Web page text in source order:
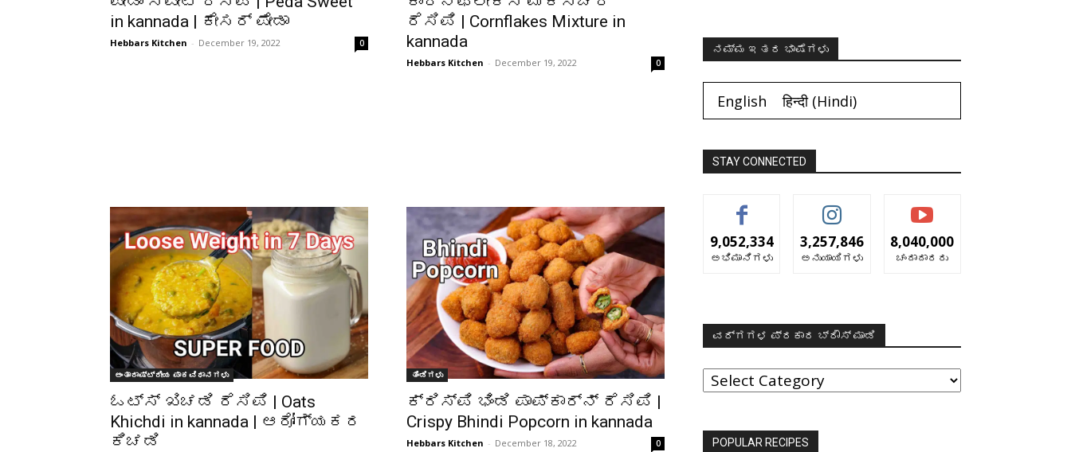
in kannada | ಕೇಸರ್ ಪೇಡಾ
Hebbars Kitchen - December 19, 2022 0
ರೆಸಿಪಿ | Cornflakes Mixture in
kannada
Hebbars Kitchen - December 19, 2022 0
ಅಂತಾರಾಷ್ಟ್ರೀಯ ಪಾಕವಿಧಾನಗಳು
ಓಟ್ಸ್ ಖಿಚಡಿ ರೆಸಿಪಿ | Oats
Khichdi in kannada | ಆರೋಗ್ಯಕರ
ಕಿಚಡಿ
ತಿಂಡಿಗಳು
ಕ್ರಿಸ್ಪಿ ಭಿಂಡಿ ಪಾಪ್‌ಕಾರ್ನ್ ರೆಸಿಪಿ |
Crispy Bhindi Popcorn in kannada
Hebbars Kitchen - December 18, 2022 0
ನಮ್ಮ ಇತರ ಭಾಷೆಗಳು
English हिन्दी(Hindi)
STAY CONNECTED
9,052,334
ಅಭಿಮಾನಿಗಳು
3,257,846
ಅನುಯಾಯಿಗಳು
8,040,000
ಚಂದಾದಾರರು
ವರ್ಗಗಳ ಪ್ರಕಾರ ಬ್ರೌಸ್ ಮಾಡಿ
ವರ್ಗಗಳ
ಪ್ರಕಾರ
POPULAR RECIPES